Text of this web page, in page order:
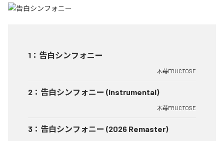
1 ： 告白シンフォニー
木苺FRUCTOSE
2 ： 告白シンフォニー (Instrumental)
木苺FRUCTOSE
3 ： 告白シンフォニー (2026 Remaster)